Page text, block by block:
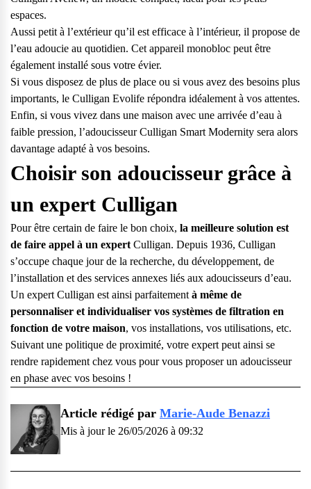
espaces.
Aussi petit à l’extérieur qu’il est efficace à l’intérieur, il propose de
l’eau adoucie au quotidien. Cet appareil monobloc peut être
également installé sous votre évier.
Si vous disposez de plus de place ou si vous avez des besoins plus
importants, le Culligan Evolife répondra idéalement à vos attentes.
Enfin, si vous vivez dans une maison avec une arrivée d’eau à
faible pression, l’adoucisseurCulligan Smart Modernity sera alors
davantage adapté à vos besoins.
Choisir son adoucisseur grâce à
un expert Culligan
Pour être certain de faire le bon choix, la meilleure solution est
de faire appel à un expert Culligan. Depuis 1936, Culligan
s’occupe chaque jour de la recherche, du développement, de
l’installation et des services annexes liés aux adoucisseurs d’eau.
Un expert Culligan est ainsi parfaitement à même de
personnaliser et individualiser vos systèmes de filtration en
fonction de votre maison, vos installations, vos utilisations, etc.
Suivant une politique de proximité, votre expert peut ainsi se
rendre rapidement chez vous pour vous proposer un adoucisseur
en phase avec vos besoins !
Article rédigé par Marie-Aude Benazzi
Mis à jour le 26/05/2026 à 09:32